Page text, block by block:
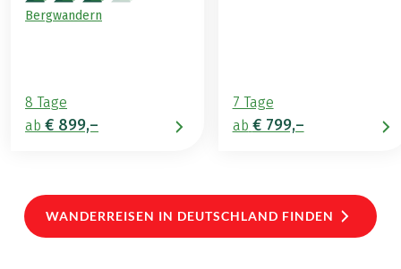
Bergwandern
8 Tage
ab € 899,–
7 Tage
ab € 799,–
WANDERREISEN IN DEUTSCHLAND FINDEN